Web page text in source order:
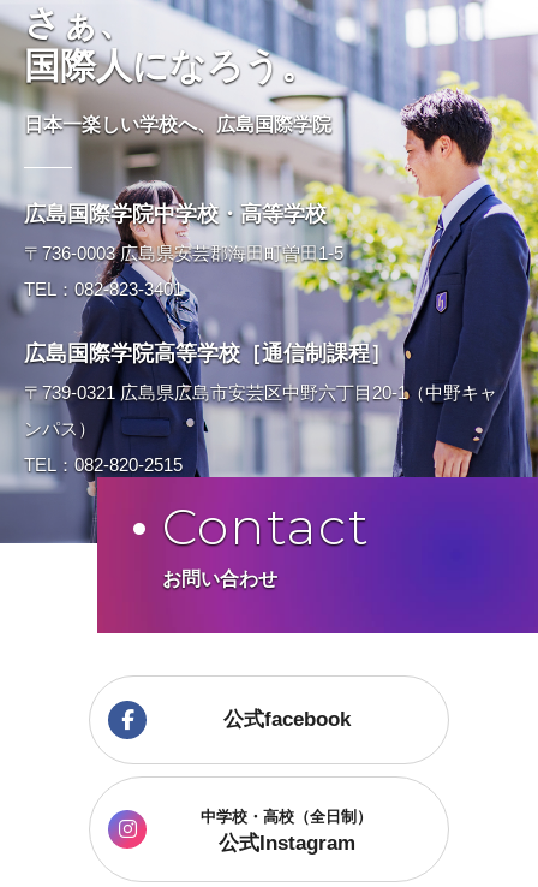
さぁ、
国際人になろう。
日本一楽しい学校へ、広島国際学院
広島国際学院中学校・高等学校
〒736-0003 広島県安芸郡海田町曽田1-5
TEL：082-823-3401
広島国際学院高等学校［通信制課程］
〒739-0321 広島県広島市安芸区中野六丁目20-1（中野キャ
ンパス）
TEL：082-820-2515
Contact
お問い合わせ
公式facebook
中学校・高校（全日制）
公式Instagram